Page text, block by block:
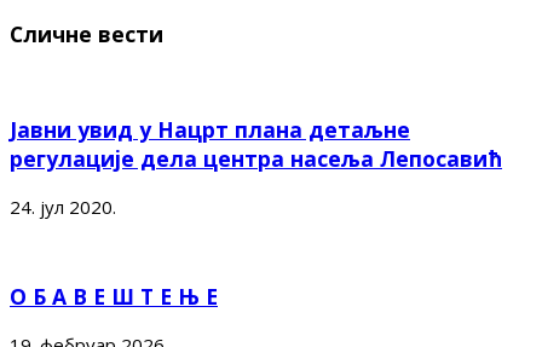
Сличне вести
Јавни увид у Нацрт плана детаљне
регулације дела центра насеља Лепосавић
24. јул 2020.
О Б А В Е Ш Т Е Њ Е